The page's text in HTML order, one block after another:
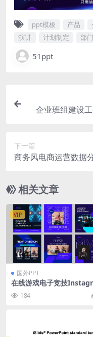
ppt模板 产品
演讲
计划制定 部门
51ppt
企业班组建设
下一篇
商务风电商运营数据
相关文章
VIP
国外PPT
在线游戏电子竞技
184